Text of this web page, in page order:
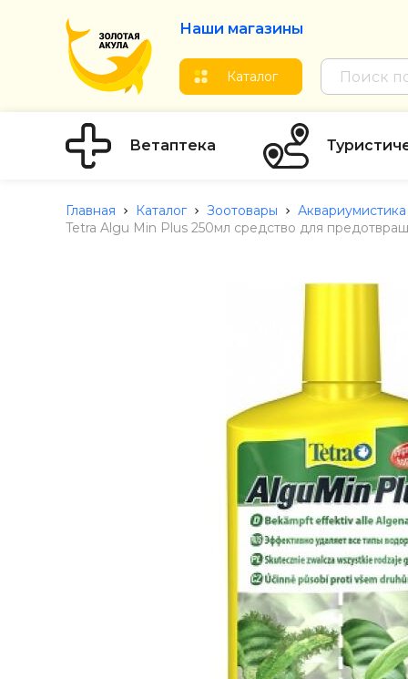
Наши магазины
Каталог
Ветаптека
Главная Каталог Зоотовары Аквариумистика
Tetra Algu Min Plus 250мл средство для